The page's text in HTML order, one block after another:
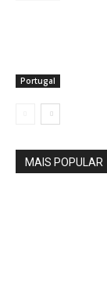
Portugal
MAIS POPULAR